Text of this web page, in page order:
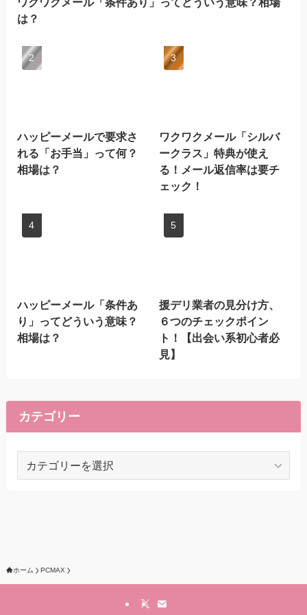
は？
ハッピーメールで要求さ
れる「お手当」って何？
相場は？
ワクワクメール「シルバ
ークラス」特典が使え
る！メール返信率は要チ
ェック！
ハッピーメール「条件あ
り」ってどういう意味？
相場は？
援デリ業者の見分け方、
６つのチェックポイン
ト！【出会い系初心者必
見】
カテゴリー
ホーム PCMAX